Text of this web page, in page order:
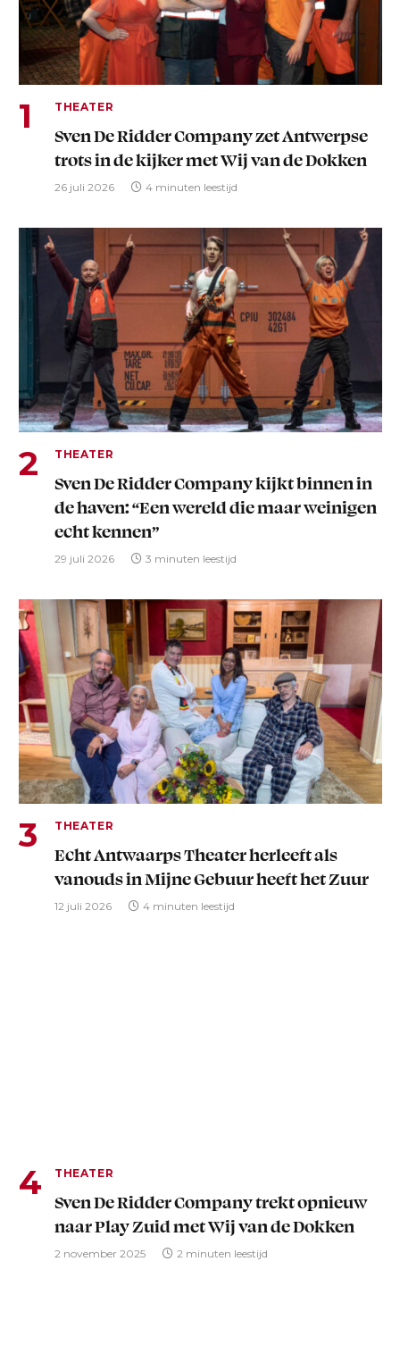
THEATER
Sven De Ridder Company zet Antwerpse
trots in de kijker met Wij van de Dokken
26 juli 2026 4 minuten leestijd
THEATER
Sven De Ridder Company kijkt binnen in
de haven: “Een wereld die maar weinigen
echt kennen”
29 juli 2026 3 minuten leestijd
THEATER
Echt Antwaarps Theater herleeft als
vanouds in Mijne Gebuur heeft het Zuur
12 juli 2026 4 minuten leestijd
THEATER
Sven De Ridder Company trekt opnieuw
naar Play Zuid met Wij van de Dokken
2 november 2025 2 minuten leestijd